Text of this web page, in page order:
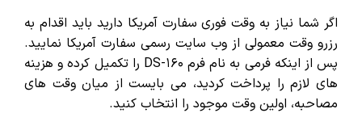
اگر شما نیاز به وقت فوری سفارت آمریکا دارید باید اقدام به
رزرو وقت معمولی از وب سایت رسمی سفارت آمریکا نمایید.
پس از اینکه فرمی به نام فرم DS-۱۶۰ را تکمیل کرده و هزینه
های لازم را پرداخت کردید، می بایست از میان وقت های
مصاحبه، اولین وقت موجود را انتخاب کنید.